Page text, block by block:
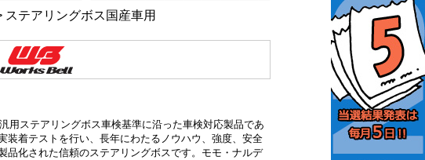
ステアリングボス国産車用
用ステアリングボス車検基準に沿った車検対応製品であ
装着テストを行い、長年にわたるノウハウ、強度、安全
品化された信頼のステアリングボスです。モモ・ナルデ